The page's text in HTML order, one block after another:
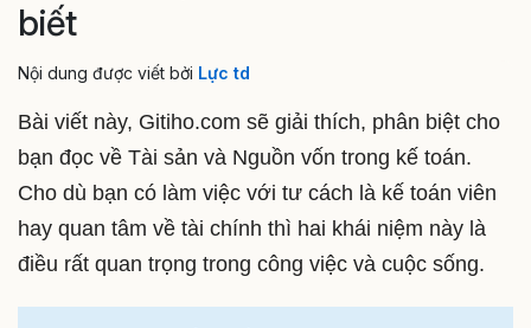
biết
Nội dung được viết bởi Lực td
Bài viết này, Gitiho.com sẽ giải thích, phân biệt cho
bạn đọc về Tài sản và Nguồn vốn trong kế toán.
Cho dù bạn có làm việc với tư cách là kế toán viên
hay quan tâm về tài chính thì hai khái niệm này là
điều rất quan trọng trong công việc và cuộc sống.